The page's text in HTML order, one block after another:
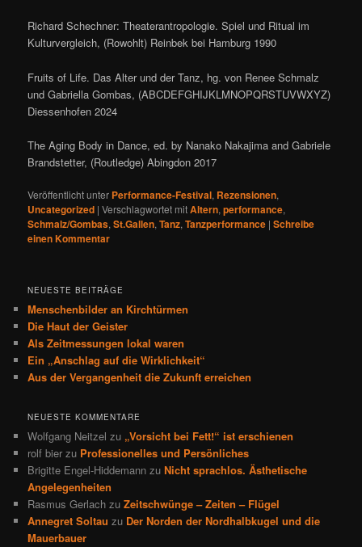
Richard Schechner: Theaterantropologie. Spiel und Ritual im
Kulturvergleich, (Rowohlt) Reinbek bei Hamburg 1990
Fruits of Life. Das Alter und der Tanz, hg. von Renee Schmalz
und Gabriella Gombas, (ABCDEFGHIJKLMNOPQRSTUVWXYZ)
Diessenhofen 2024
The Aging Body in Dance, ed. by Nanako Nakajima and Gabriele
Brandstetter, (Routledge) Abingdon 2017
Veröffentlicht unter Performance-Festival, Rezensionen,
Uncategorized |Verschlagwortet mitAltern,performance,
Schmalz/Gombas,St.Gallen,Tanz,Tanzperformance |Schreibe
einen Kommentar
NEUESTE BEITRÄGE
Menschenbilder an Kirchtürmen
Die Haut der Geister
Als Zeitmessungen lokal waren
Ein „Anschlag auf die Wirklichkeit“
Aus der Vergangenheit die Zukunft erreichen
NEUESTE KOMMENTARE
Wolfgang Neitzel zu „Vorsicht bei Fett!“ ist erschienen
rolf bier zu Professionelles und Persönliches
Brigitte Engel-Hiddemann zuNicht sprachlos. Ästhetische
Angelegenheiten
Rasmus Gerlach zuZeitschwünge – Zeiten – Flügel
Annegret Soltau zu Der Norden der Nordhalbkugel und die
Mauerbauer